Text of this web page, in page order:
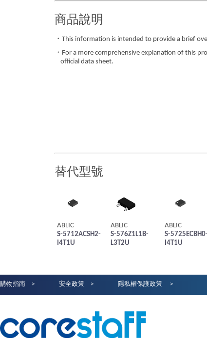
商品說明
・This information is intended to provide a brief
・For a more comprehensive explanation of this
official data sheet.
替代型號
ABLIC
S-5712ACSH2-
I4T1U
ABLIC
S-576Z1L1B-
L3T2U
ABLIC
S-
I4T1U
購物指南 安全政策 隱私權保護政策